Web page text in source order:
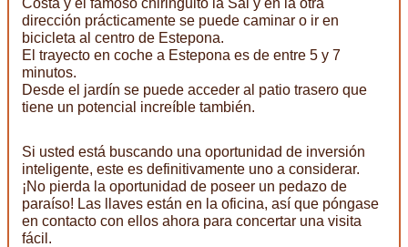
dirección prácticamente se puede caminar o ir en
bicicleta al centro de Estepona.
El trayecto en coche a Estepona es de entre 5 y 7
minutos.
Desde el jardín se puede acceder al patio trasero que
tiene un potencial increíble también.
Si usted está buscando una oportunidad de inversión
inteligente, este es definitivamente uno a considerar.
¡No pierda la oportunidad de poseer un pedazo de
paraíso! Las llaves están en la oficina, así que póngase
en contacto con ellos ahora para concertar una visita
fácil.